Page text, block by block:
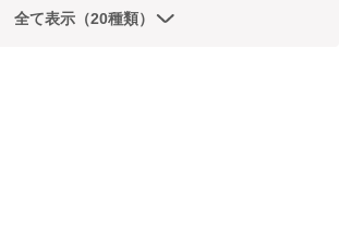
全て表示（20種類）